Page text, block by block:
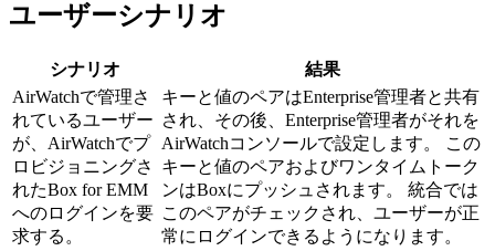
ユーザーシナリオ
シナリオ
結果
AirWatchで管理さ
れているユーザー
が、AirWatchでプ
ロビジョニングさ
れたBox for EMM
へのログインを要
求する。
キーと値のペアはEnterprise管理者と共有
され、その後、Enterprise管理者がそれを
AirWatchコンソールで設定します。 この
キーと値のペアおよびワンタイムトーク
ンはBoxにプッシュされます。 統合では
このペアがチェックされ、ユーザーが正
常にログインできるようになります。